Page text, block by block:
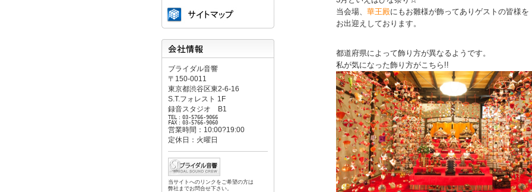
会社概要
ブライダル音響
〒150-0011
東京都渋谷区東2-6-16
S.T.フォレスト 1F
録音スタジオ B1
TEL：03-5766-9066
FAX：03-5766-9060
営業時間：10:00?19:00
定休日：火曜日
当サイトへのリンクをご希望の方は
弊社までお問合せ下さい。
当会場、 華王殿にもお雛様が飾ってありゲストの皆様を
お出迎えしております。
都道府県によって飾り方が異なるようです。
私が気になった飾り方がこちら!!